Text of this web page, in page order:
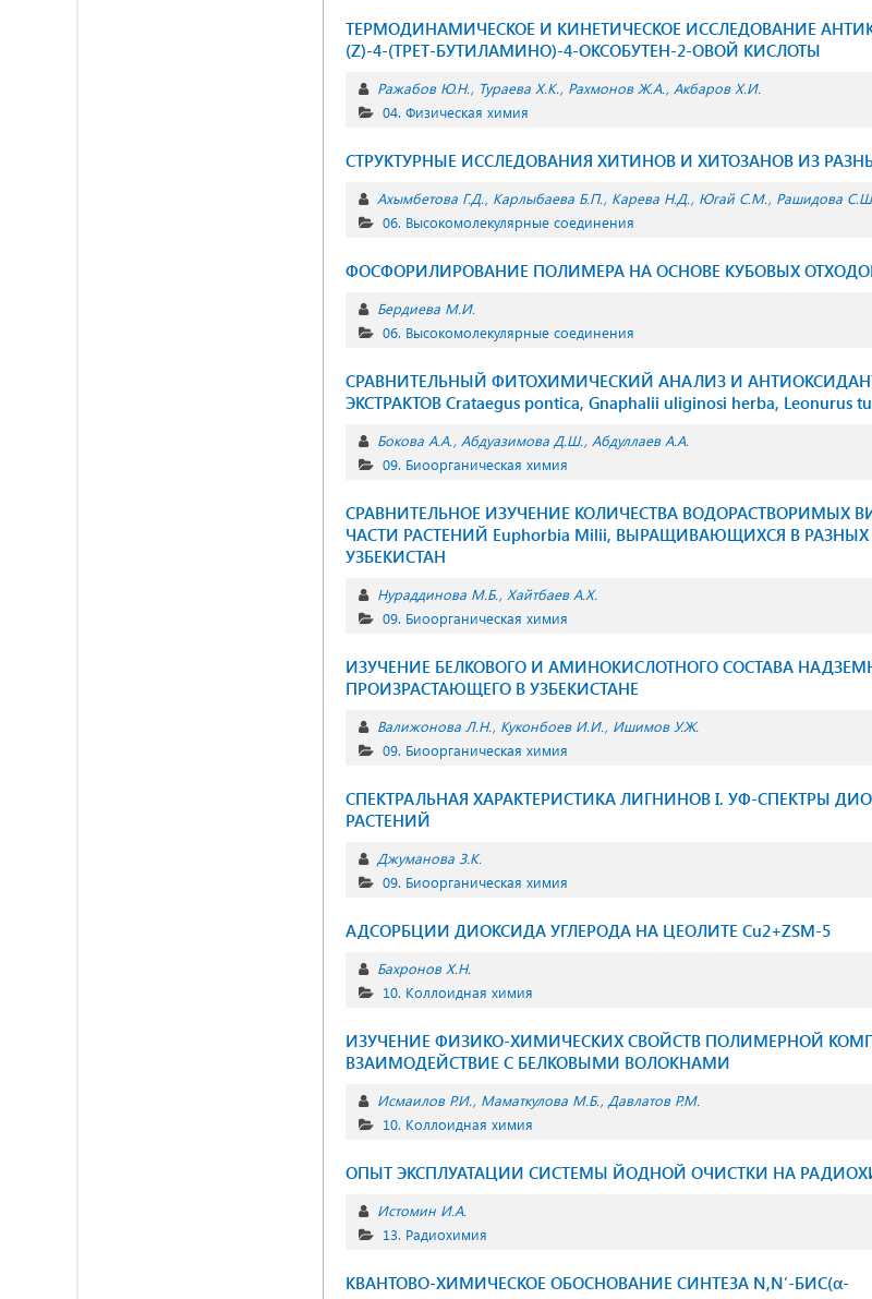
ТЕРМОДИНАМИЧЕСКОЕ И КИНЕТИЧЕСКОЕ ИССЛЕДОВАНИЕ
(Z)-4-(ТРЕТ-БУТИЛАМИНО)-4-ОКСОБУТЕН-2-ОВОЙ КИСЛОТЫ
Ражабов Ю.Н. Тураева Х.К. Рахмонов Ж.А. Акбаров Х.И.
04. Физическая химия
СТРУКТУРНЫЕ ИССЛЕДОВАНИЯ ХИТИНОВ И ХИТОЗАНОВ ИЗ
Ахымбетова Г.Д. Карлыбаева Б.П. Карева Н.Д. Югай С.М. Рашидова
06. Высокомолекулярные соединения
ФОСФОРИЛИРОВАНИЕ ПОЛИМЕРА НА ОСНОВЕ КУБОВЫХ
Бердиева М.И.
06. Высокомолекулярные соединения
СРАВНИТЕЛЬНЫЙ ФИТОХИМИЧЕСКИЙ АНАЛИЗ И
ЭКСТРАКТОВ Crataegus pontica, Gnaphalii uliginosi herba, Leonurus
Бокова А.А. Абдуазимова Д.Ш. Абдуллаев А.А.
09. Биоорганическая химия
СРАВНИТЕЛЬНОЕ ИЗУЧЕНИЕ КОЛИЧЕСТВА ВОДОРАСТВОРИМЫХ
ЧАСТИ РАСТЕНИЙ Euphorbia Milii, ВЫРАЩИВАЮЩИХСЯ В
УЗБЕКИСТАН
Нураддинова М.Б. Хайтбаев А.Х.
09. Биоорганическая химия
ИЗУЧЕНИЕ БЕЛКОВОГО И АМИНОКИСЛОТНОГО СОСТАВА
ПРОИЗРАСТАЮЩЕГО В УЗБЕКИСТАНЕ
Валижонова Л.Н. Куконбоев И.И. Ишимов У.Ж.
09. Биоорганическая химия
СПЕКТРАЛЬНАЯ ХАРАКТЕРИСТИКА ЛИГНИНОВ I. УФ-СПЕКТРЫ
РАСТЕНИЙ
Джуманова З.К.
09. Биоорганическая химия
АДСОРБЦИИ ДИОКСИДА УГЛЕРОДА НА ЦЕОЛИТЕ Cu2+ZSM-5
Бахронов Х.Н.
10. Коллоидная химия
ИЗУЧЕНИЕ ФИЗИКО-ХИМИЧЕСКИХ СВОЙСТВ ПОЛИМЕРНОЙ
ВЗАИМОДЕЙСТВИЕ С БЕЛКОВЫМИ ВОЛОКНАМИ
Исмаилов Р.И. Маматкулова М.Б. Давлатов Р.М.
10. Коллоидная химия
ОПЫТ ЭКСПЛУАТАЦИИ СИСТЕМЫ ЙОДНОЙ ОЧИСТКИ НА
Истомин И.А.
13. Радиохимия
КВАНТОВО-ХИМИЧЕСКОЕ ОБОСНОВАНИЕ СИНТЕЗА N,N’-БИС(α-